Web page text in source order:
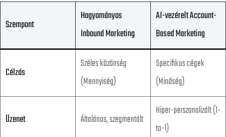
Szempont
Hagyományos
Inbound Marketing
AI-vezérelt Account-
Based Marketing
Célzás
Széles közönség
(Mennyiség)
Specifikus cégek
(Minőség)
Üzenet Általános, szegmentált
Hiper-perszonalizált (1-
to-1)